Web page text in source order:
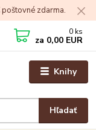
poštovné zdarma.
Knihy
Hľadať
0 ks
za 0,00 EUR